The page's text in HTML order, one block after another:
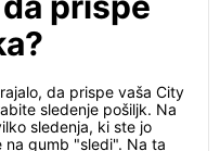
da prispe vaša City
sledenje pošiljk. Na
sledenja, ki ste jo
na gumb "sledi". Na ta